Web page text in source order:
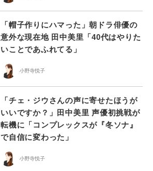
「帽子作りにハマった」朝ドラ俳優の
意外な現在地 田中美里「40代はやりた
いことであふれてる」
小野寺悦子
「チェ・ジウさんの声に寄せたほうが
いいですか？」田中美里 声優初挑戦が
転機に「コンプレックスが『冬ソナ』
で自信に変わった」
小野寺悦子